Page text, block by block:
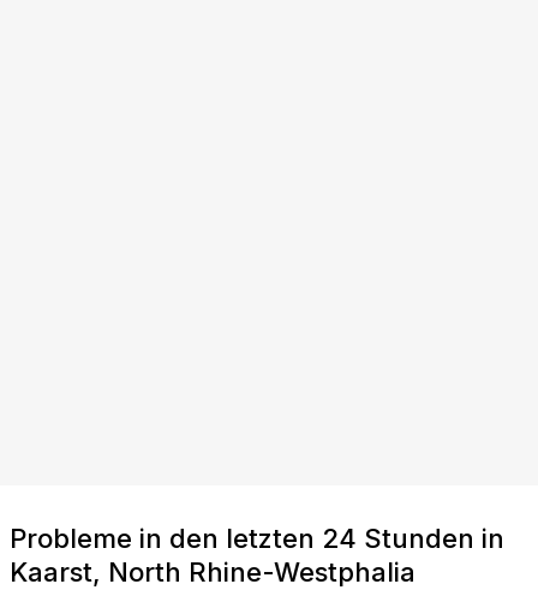
Probleme in den letzten 24 Stunden in
Kaarst, North Rhine-Westphalia